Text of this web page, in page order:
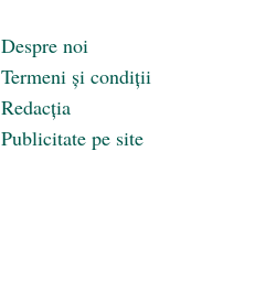
Despre noi
Termeni și condiții
Redacția
Publicitate pe site